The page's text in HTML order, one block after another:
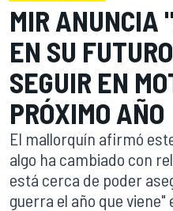
MIR ANUNCIA
EN SU
SEGUIR EN
PRÓXIMO AÑO
El mallorquín afirmó
algo ha cambiado con
está cerca de poder
guerra el año que viene"